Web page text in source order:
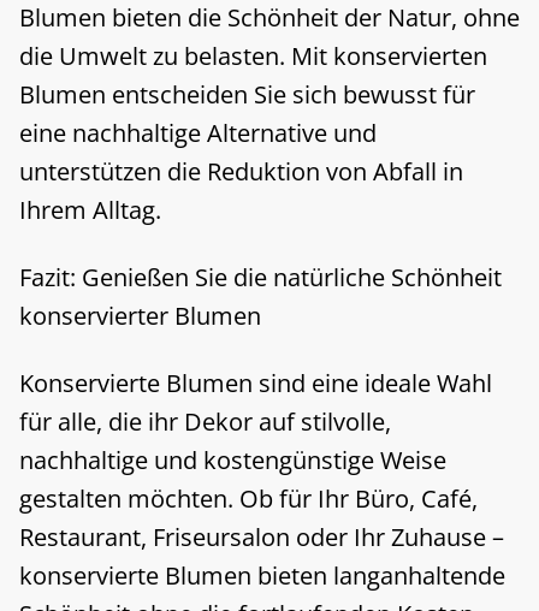
Blumen bieten die Schönheit der Natur, ohne
die Umwelt zu belasten. Mit konservierten
Blumen entscheiden Sie sich bewusst für
eine nachhaltige Alternative und
unterstützen die Reduktion von Abfall in
Ihrem Alltag.
Fazit: Genießen Sie die natürliche Schönheit
konservierter Blumen
Konservierte Blumen sind eine ideale Wahl
für alle, die ihr Dekor auf stilvolle,
nachhaltige und kostengünstige Weise
gestalten möchten. Ob für Ihr Büro, Café,
Restaurant, Friseursalon oder Ihr Zuhause –
konservierte Blumen bieten langanhaltende